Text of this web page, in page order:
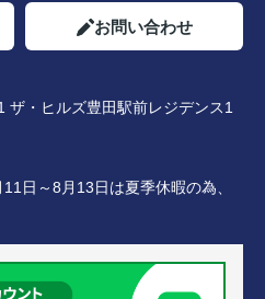
お問い合わせ
・ヒルズ豊田駅前レジデンス1
～8月13日は夏季休暇の為、